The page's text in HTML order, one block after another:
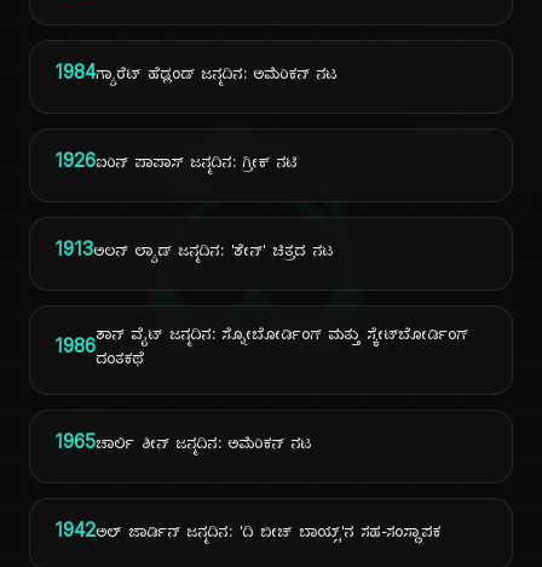
ದಿ
1984ಗ್ಯಾರೆಟ್ ಹೆಡ್ಲಂಡ್ ಜನ್ಮದಿನ: ಅಮೆರಿಕನ್ ನಟ
1926ಐರಿನ್ ಪಾಪಾಸ್ ಜನ್ಮದಿನ: ಗ್ರೀಕ್ ನಟಿ
1913ಅಲನ್ ಲ್ಯಾಡ್ ಜನ್ಮದಿನ: 'ಶೇನ್' ಚಿತ್ರದ ನಟ
1986ಶಾನ್ ವೈಟ್ ಜನ್ಮದಿನ: ಸ್ನೋಬೋರ್ಡಿಂಗ್ ಮತ್ತು ಸ್ಕೇಟ್‌ಬೋರ್ಡಿಂಗ್
ದಂತಕಥೆ
1965ಚಾರ್ಲಿ ಶೀನ್ ಜನ್ಮದಿನ: ಅಮೆರಿಕನ್ ನಟ
1942ಅಲ್ ಜಾರ್ಡಿನ್ ಜನ್ಮದಿನ: 'ದಿ ಬೀಚ್ ಬಾಯ್ಸ್'ನ ಸಹ-ಸಂಸ್ಥಾಪಕ